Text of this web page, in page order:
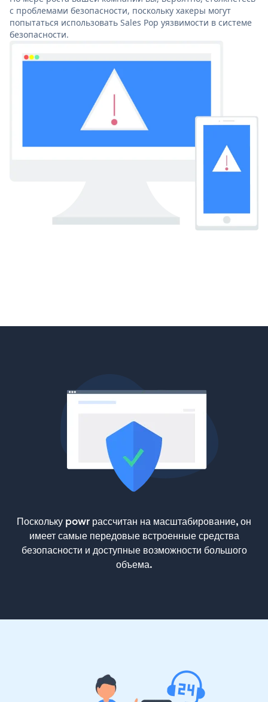
с проблемами безопасности, поскольку хакеры могут
попытаться использовать Sales Pop уязвимости в системе
безопасности.
Поскольку powr рассчитан на масштабирование, он
имеет самые передовые встроенные средства
безопасности и доступные возможности большого
объема.